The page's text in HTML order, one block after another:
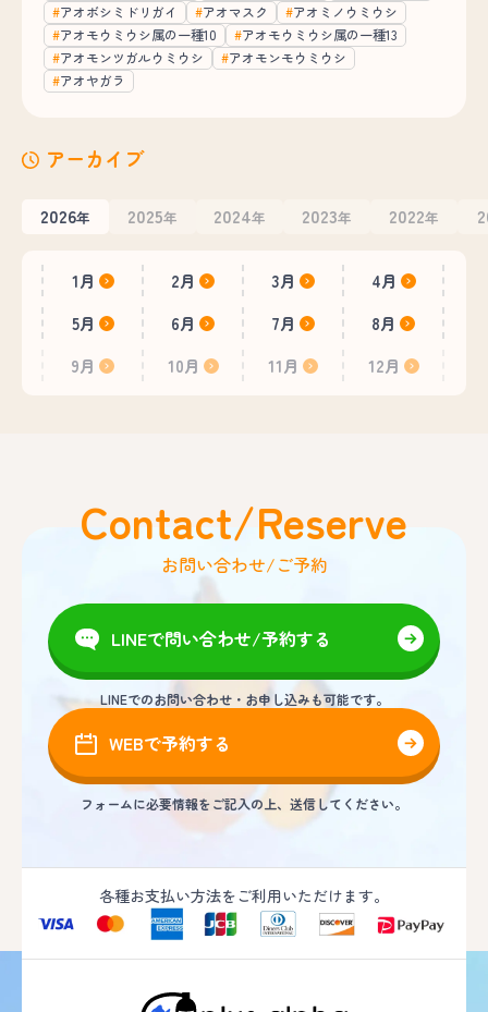
アオボシミドリガイ
アオマスク
アオミノウミウシ
アオモウミウシ属の一種10
アオモウミウシ属の一種13
アオモンツガルウミウシ
アオモンモウミウシ
アオヤガラ
アーカイブ
2026年 2025年 2024年 2023年 2022年
1月 2月 3月
4月
5月
6月 7月
8月
9月
10月 11月 12月
Contact/Reserve
お問い合わせ/ご予約
LINEで問い合わせ/予約する
LINEでのお問い合わせ・お申し込みも可能です。
WEBで予約する
フォームに必要情報をご記入の上、送信してください。
各種お支払い方法をご利用いただけます。